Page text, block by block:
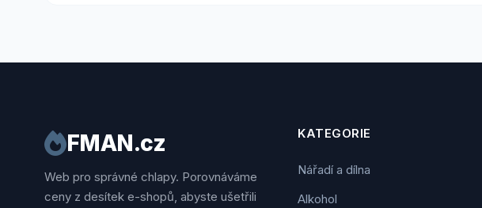
FMAN.cz
Web pro správné chlapy. Porovnáváme
ceny z desítek e-shopů, abyste ušetřili
KATEGORIE
Nářadí a dílna
Alkohol